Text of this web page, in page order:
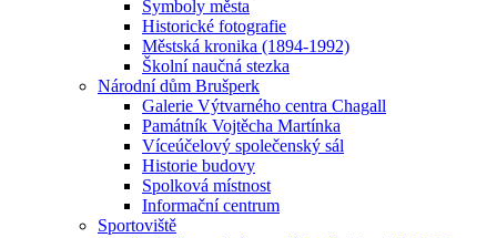
Symboly města
Historické fotografie
Městská kronika (1894-1992)
Školní naučná stezka
Národní dům Brušperk
Galerie Výtvarného centra Chagall
Památník Vojtěcha Martínka
Víceúčelový společenský sál
Historie budovy
Spolková místnost
Informační centrum
Sportoviště